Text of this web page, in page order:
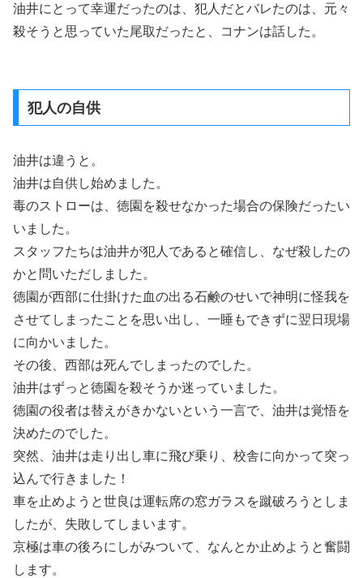
油井にとって幸運だったのは、犯人だとバレたのは、元々
殺そうと思っていた尾取だったと、コナンは話した。
犯人の自供
油井は違うと。
油井は自供し始めました。
毒のストローは、徳園を殺せなかった場合の保険だったい
いました。
スタッフたちは油井が犯人であると確信し、なぜ殺したの
かと問いただしました。
徳園が西部に仕掛けた血の出る石鹸のせいで神明に怪我を
させてしまったことを思い出し、一睡もできずに翌日現場
に向かいました。
その後、西部は死んでしまったのでした。
油井はずっと徳園を殺そうか迷っていました。
徳園の役者は替えがきかないという一言で、油井は覚悟を
決めたのでした。
突然、油井は走り出し車に飛び乗り、校舎に向かって突っ
込んで行きました！
車を止めようと世良は運転席の窓ガラスを蹴破ろうとしま
したが、失敗してしまいます。
京極は車の後ろにしがみついて、なんとか止めようと奮闘
します。